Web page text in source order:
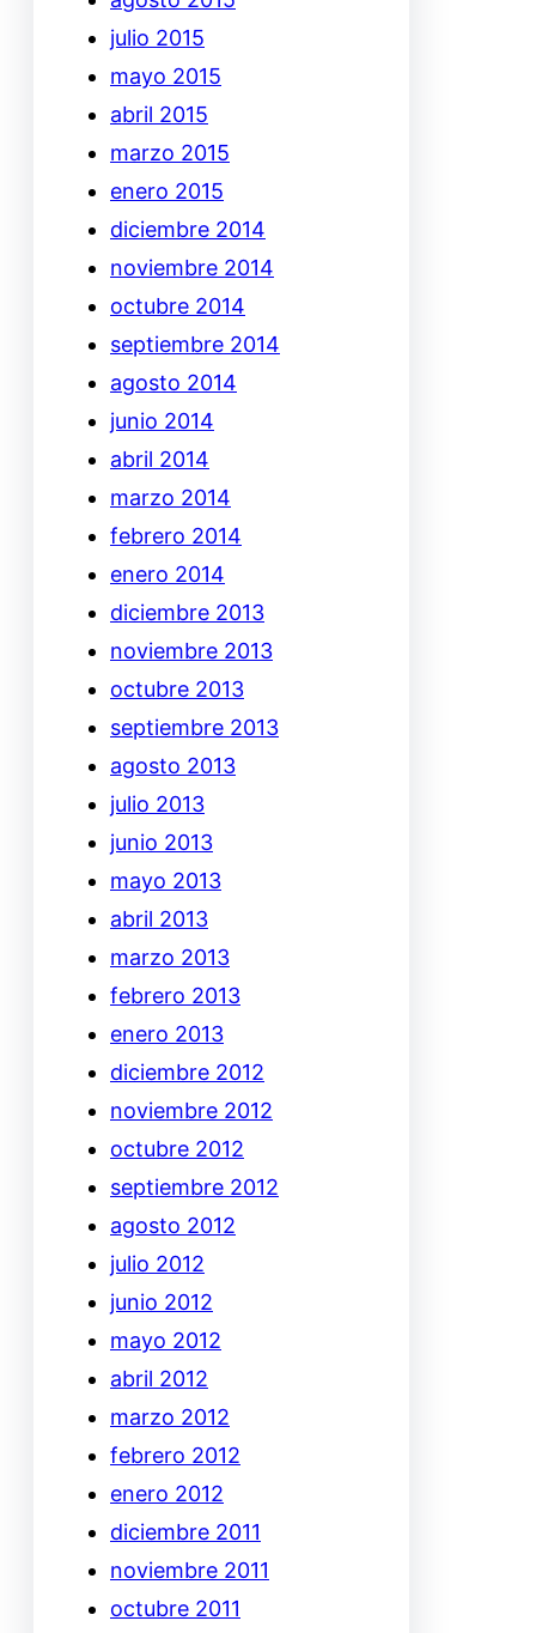
julio 2015
mayo 2015
abril 2015
marzo 2015
enero 2015
diciembre 2014
noviembre 2014
octubre 2014
septiembre 2014
agosto 2014
junio 2014
abril 2014
marzo 2014
febrero 2014
enero 2014
diciembre 2013
noviembre 2013
octubre 2013
septiembre 2013
agosto 2013
julio 2013
junio 2013
mayo 2013
abril 2013
marzo 2013
febrero 2013
enero 2013
diciembre 2012
noviembre 2012
octubre 2012
septiembre 2012
agosto 2012
julio 2012
junio 2012
mayo 2012
abril 2012
marzo 2012
febrero 2012
enero 2012
diciembre 2011
noviembre 2011
octubre 2011